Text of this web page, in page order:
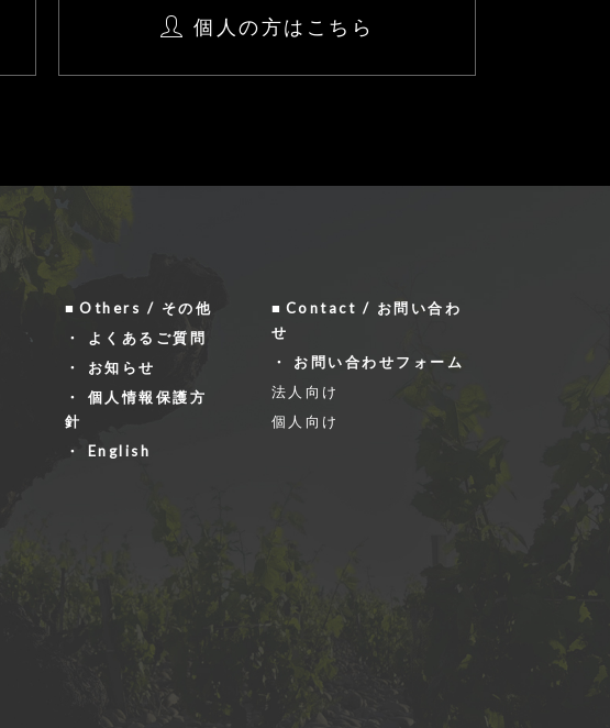
個人の方はこちら
Others / その他
よくあるご質問
お知らせ
個人情報保護方
針
English
Contact / お問い合わ
せ
お問い合わせフォーム
法人向け
個人向け